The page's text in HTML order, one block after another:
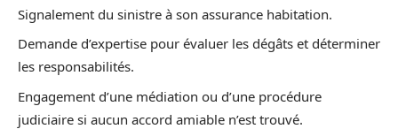
Signalement du sinistre à son assurance habitation.
Demande d’expertise pour évaluer les dégâts et déterminer
les responsabilités.
Engagement d’une médiation ou d’une procédure
judiciaire si aucun accord amiable n’est trouvé.